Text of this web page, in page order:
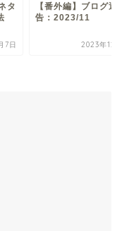
タ
7日
【番外編】ブログ運
告：2023/11
2023年12